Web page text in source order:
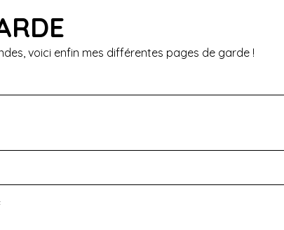
voici enfin mes différentes pages de garde !